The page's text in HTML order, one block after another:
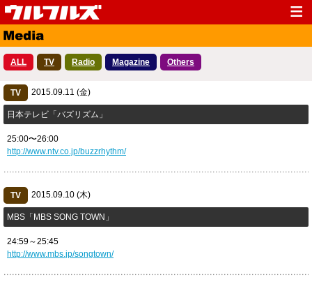
Top
Media Live
Profile
Fanclub
Contact
ALL TV Radio Magazine Others
TV 2015.09.11 (金)
日本テレビ「バズリズム」
25:00〜26:00
http://www.ntv.co.jp/buzzrhythm/
TV 2015.09.10 (木)
MBS「MBS SONG TOWN」
24:59～25:45
http://www.mbs.jp/songtown/